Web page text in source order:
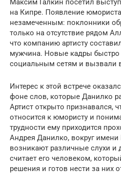
Максим Галкин посетил
на Кипре. Появление
незамеченным: поклонники
только на отсутствие рядом
что компанию артисту
мужчина. Новые кадры быстро
социальным сетям и вызвали
Интерес к этой встрече
фоне слов, которые Данилко
Артист открыто признавался,
относится к юмористу и
трудности ему приходится
Андрея Данилко, вокруг
возникают различные слухи
считает его человеком,
решения и готов нести за них